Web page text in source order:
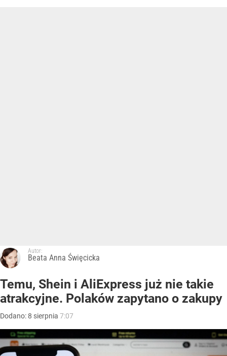
Autor:
Beata Anna Święcicka
Temu, Shein i AliExpress już nie takie
atrakcyjne. Polaków zapytano o zakupy
Dodano:8 sierpnia 7:07